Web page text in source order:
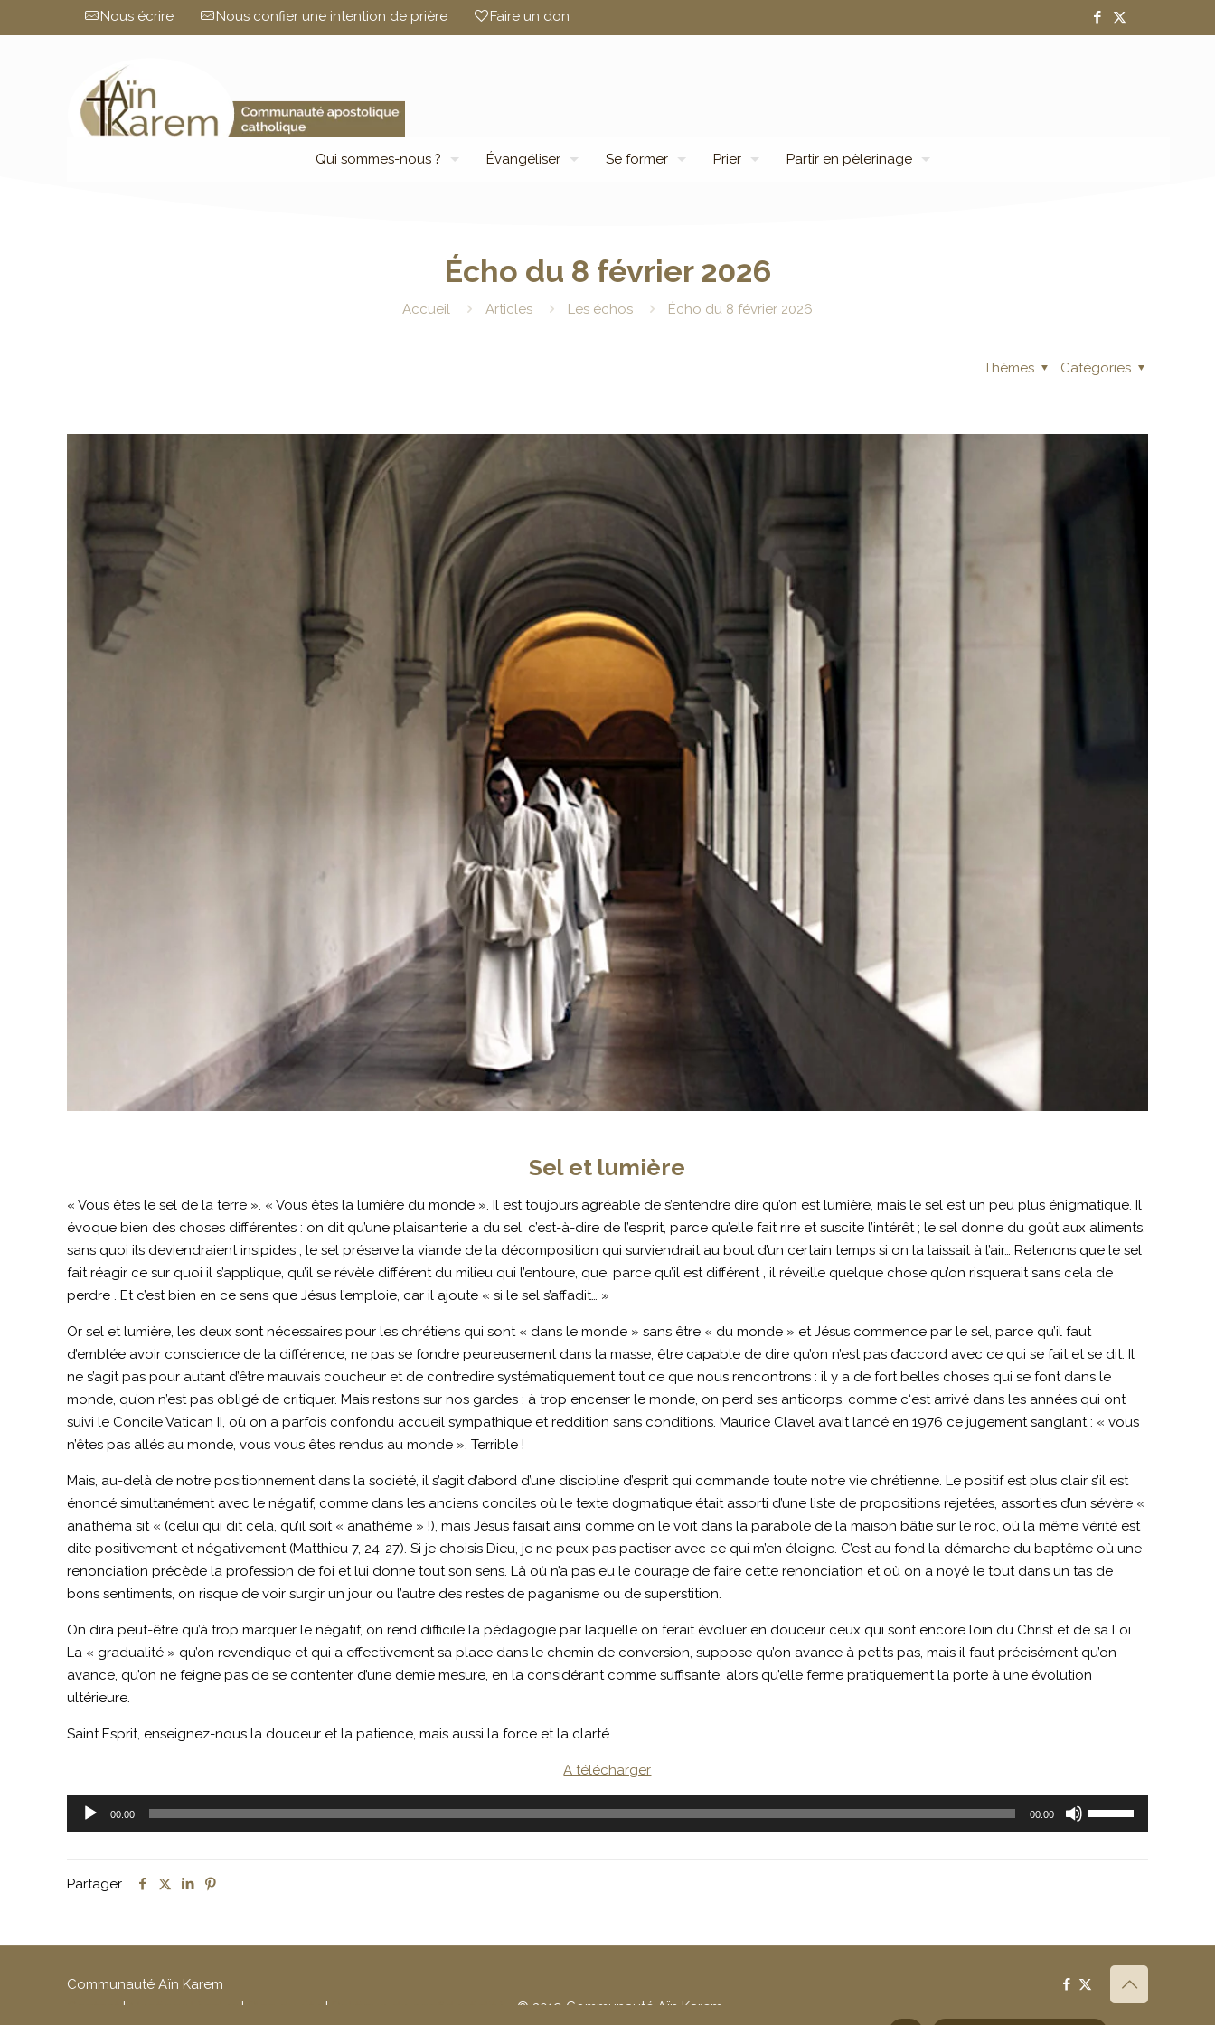
Nous écrire Nous confier une intention de prière Faire un don
Qui sommes-nous ? Évangéliser Se former Prier Partir en pèlerinage
Écho du 8 février 2026
Accueil Articles Les échos Écho du 8 février 2026
Catégories
Thèmes
Sel et lumière
« Vous êtes le sel de la terre ». « Vous êtes la lumière du monde ». Il est toujours agréable de s’entendre dire qu’on est lumière, mais le sel est un peu plus énigmatique. Il
évoque bien des choses différentes : on dit qu’une plaisanterie a du sel, c’est-à-dire de l’esprit, parce qu’elle fait rire et suscite l’intérêt ; le sel donne du goût aux aliments,
sans quoi ils deviendraient insipides ; le sel préserve la viande de la décomposition qui surviendrait au bout d’un certain temps si on la laissait à l’air… Retenons que le sel
fait réagir ce sur quoi il s’applique, qu’il se révèle différent du milieu qui l’entoure, que, parce qu’il est différent , il réveille quelque chose qu’on risquerait sans cela de
perdre . Et c’est bien en ce sens que Jésus l’emploie, car il ajoute « si le sel s’affadit… »
Or sel et lumière, les deux sont nécessaires pour les chrétiens qui sont « dans le monde » sans être « du monde » et Jésus commence par le sel, parce qu’il faut
d’emblée avoir conscience de la différence, ne pas se fondre peureusement dans la masse, être capable de dire qu’on n’est pas d’accord avec ce qui se fait et se dit. Il
ne s’agit pas pour autant d’être mauvais coucheur et de contredire systématiquement tout ce que nous rencontrons : il y a de fort belles choses qui se font dans le
monde, qu’on n’est pas obligé de critiquer. Mais restons sur nos gardes : à trop encenser le monde, on perd ses anticorps, comme c‘est arrivé dans les années qui ont
suivi le Concile Vatican II, où on a parfois confondu accueil sympathique et reddition sans conditions. Maurice Clavel avait lancé en 1976 ce jugement sanglant : « vous
n’êtes pas allés au monde, vous vous êtes rendus au monde ». Terrible !
Mais, au-delà de notre positionnement dans la société, il s’agit d’abord d’une discipline d’esprit qui commande toute notre vie chrétienne. Le positif est plus clair s’il est
énoncé simultanément avec le négatif, comme dans les anciens conciles où le texte dogmatique était assorti d’une liste de propositions rejetées, assorties d’un sévère «
anathéma sit « (celui qui dit cela, qu’il soit « anathème » !), mais Jésus faisait ainsi comme on le voit dans la parabole de la maison bâtie sur le roc, où la même vérité est
dite positivement et négativement (Matthieu 7, 24-27). Si je choisis Dieu, je ne peux pas pactiser avec ce qui m’en éloigne. C’est au fond la démarche du baptême où une
renonciation précède la profession de foi et lui donne tout son sens. Là où n’a pas eu le courage de faire cette renonciation et où on a noyé le tout dans un tas de
bons sentiments, on risque de voir surgir un jour ou l’autre des restes de paganisme ou de superstition.
On dira peut-être qu’à trop marquer le négatif, on rend difficile la pédagogie par laquelle on ferait évoluer en douceur ceux qui sont encore loin du Christ et de sa Loi.
La « gradualité » qu’on revendique et qui a effectivement sa place dans le chemin de conversion, suppose qu’on avance à petits pas, mais il faut précisément qu’on
avance, qu’on ne feigne pas de se contenter d’une demie mesure, en la considérant comme suffisante, alors qu’elle ferme pratiquement la porte à une évolution
ultérieure.
Saint Esprit, enseignez-nous la douceur et la patience, mais aussi la force et la clarté.
A télécharger
Lecteur
audio
00:00 00:00
Utilisez
les
ou
diminuer
le
Partager
Communauté Aïn Karem
| | |
- © 2019 Communauté Aïn Karem